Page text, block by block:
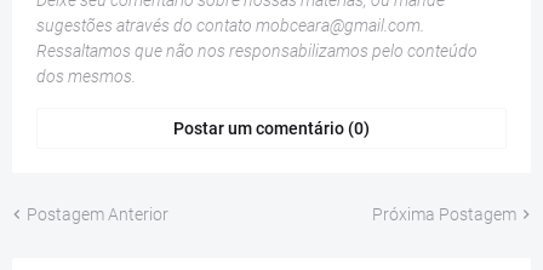
sugestões através do contato mobceara@gmail.com
Ressaltamos que não nos responsabilizamos pelo conteúdo
dos mesmos.
Postar um comentário (0)
Postagem Anterior Próxima Postagem